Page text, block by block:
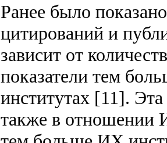
Ранее было
цитирований и
зависит от
показатели тем
институтах [11]. Эта
также в отношении